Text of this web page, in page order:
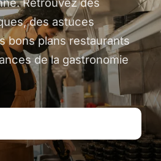
des astuces
bons plans restaurants
de la gastronomie